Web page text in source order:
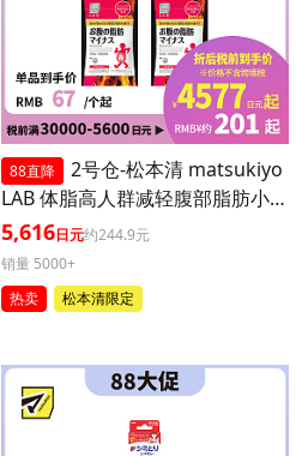
88直降
2号仓-松本清 matsukiyo
LAB 体脂高人群减轻腹部脂肪小腹
丸 90粒 3个装
5,616日元约244.9元
销量 5000+
热卖
松本清限定